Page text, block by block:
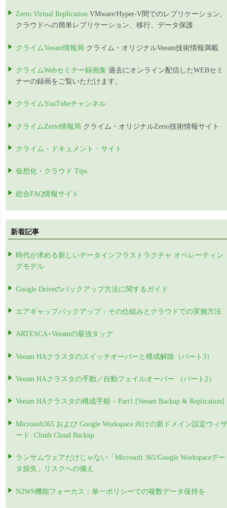
Zerto Virtual Replication VMware/Hyper-V間でのレプリケーション,
クラウドへの簡単レプリケーション、移行、データ保護
クライムVeeam情報局 クライム・オリジナルVeeam技術情報満載
クライムWebセミナー録画集 過去にオンライン配信したWEBセミ
ナーの録画をご覧いただけます。
クライムYouTubeチャンネル
クライムZerto情報局 クライム・オリジナルZerto技術情報サイト
クライム・ドキュメント・サイト
仮想化・クラウド Tips
総合FAQ情報サイト
新着記事
時代が求める新しいデータインフラストラクチャ オペレーティン
グモデル
Google Driveのバックアップ方法に関するガイド
エアギャップバックアップ：その仕組みとクラウドでの実施方法
ARTESCA+Veeamの最強タッグ
Veeam HAクラスタのスイッチオーバーと構成解除（パート3）
Veeam HAクラスタの手動／自動フェイルオーバー （パート2）
Veeam HAクラスタの構成手順 – Part1 [Veeam Backup & Replication]
Microsoft365 および Google Workspace 向けの新ドメイン設定ウィザ
ード: Climb Cloud Backup
ランサムウェアだけじゃない「Microsoft 365/Google Workspaceデー
タ損失」リスクへの備え
N2WS機能フォーカス：単一ポリシーでの複数データ保持を